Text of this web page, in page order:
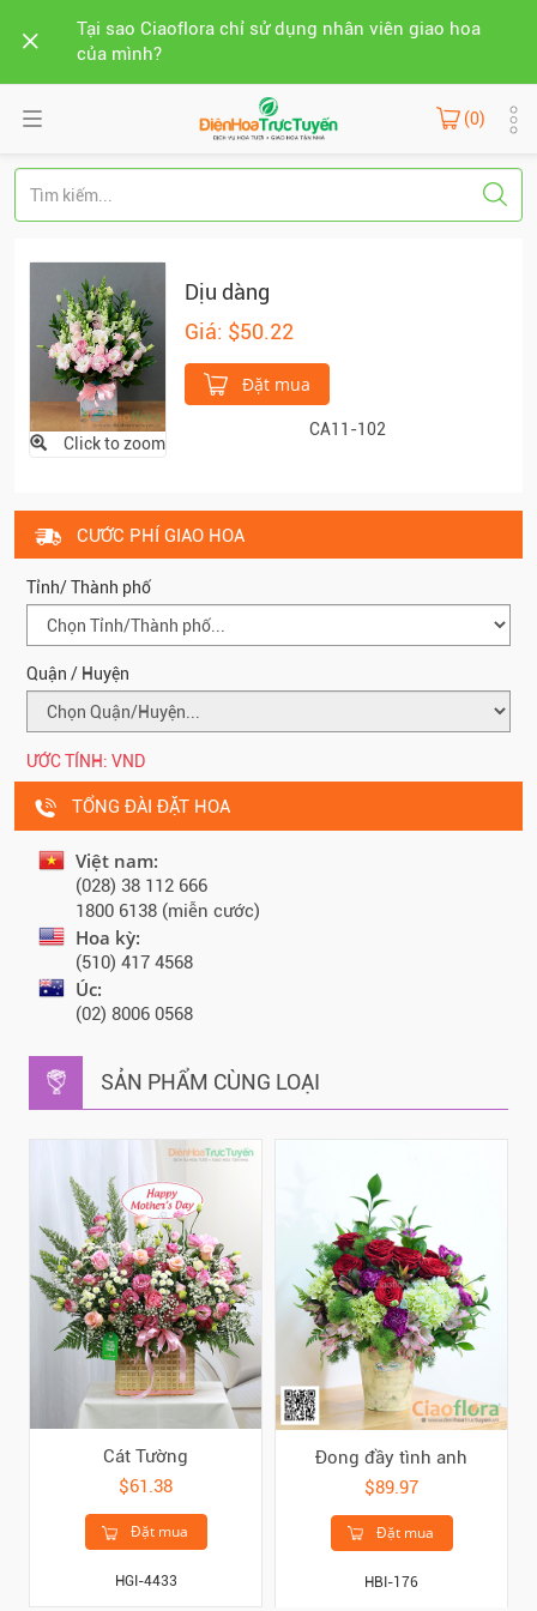
Tại sao Ciaoflora chỉ sử dụng nhân viên giao hoa
của mình?
(0)
Click to zoom
Dịu dàng
Giá: $50.22
Đặt mua
CA11-102
CƯỚC PHÍ GIAO HOA
Tỉnh/ Thành phố
Quận / Huyện
ƯỚC TÍNH: VND
TỔNG ĐÀI ĐẶT HOA
Việt nam:
(028) 38 112 666
1800 6138 (miễn cước)
Hoa kỳ:
(510) 417 4568
Úc:
(02) 8006 0568
SẢN PHẨM CÙNG LOẠI
Cát Tường
$61.38
Đặt mua
HGI-4433
Đong đầy tình anh
$89.97
Đặt mua
HBI-176